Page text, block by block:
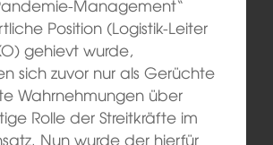
Management“
Position (Logistik-Leiter
gehievt wurde,
sich zuvor nur als Gerüchte
Wahrnehmungen über
Rolle der Streitkräfte im
Nun wurde der hierfür